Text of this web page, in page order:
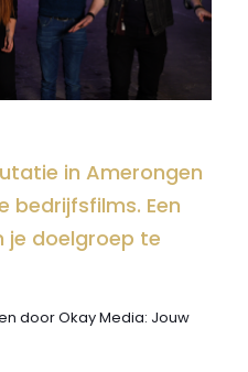
in Amerongen
bedrijfsfilms. Een
je doelgroep te
door Okay Media: Jouw